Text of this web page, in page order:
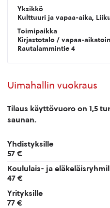
Yksikkö
Kulttuuri ja vapaa-aika,
Toimipaikka
Kirjastotalo / vapaa-
Rautalammintie 4
Uimahallin vuokraus
Tilaus käyttövuoro on 1,5
saunan.
Yhdistyksille
57 €
Koululais- ja
47 €
Yrityksille
77 €